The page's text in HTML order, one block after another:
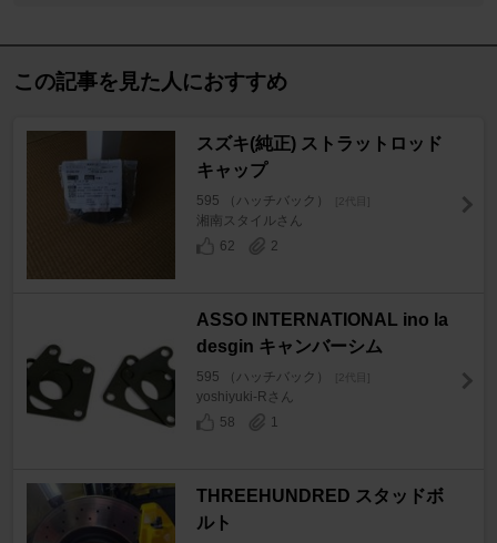
この記事を見た人におすすめ
スズキ(純正) ストラットロッド
キャップ
595 （ハッチバック） [2代目]
湘南スタイルさん
62
2
ASSO INTERNATIONAL ino la
desgin キャンバーシム
595 （ハッチバック） [2代目]
yoshiyuki-Rさん
58
1
THREEHUNDRED スタッドボ
ルト